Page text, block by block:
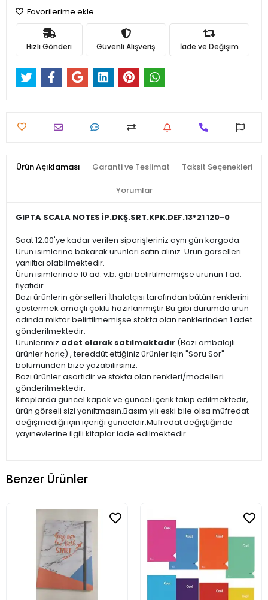
Favorilerime ekle
Hızlı Gönderi Güvenli Alışveriş İade ve Değişim
Ürün Açıklaması Garanti ve Teslimat Taksit Seçenekleri
Yorumlar
GIPTA SCALA NOTES İP.DKŞ.SRT.KPK.DEF.13*21 120-0
Saat 12.00'ye kadar verilen siparişleriniz aynı gün kargoda.
Ürün isimlerine bakarak ürünleri satın alınız. Ürün görselleri
yanıltıcı olabilmektedir.
Ürün isimlerinde 10 ad. v.b. gibi belirtilmemişse ürünün 1 ad.
fiyatıdır.
Bazı ürünlerin görselleri İthalatçısı tarafından bütün renklerini
göstermek amaçlı çoklu hazırlanmıştır.Bu gibi durumda ürün
adında miktar belirtilmemişse stokta olan renklerinden 1 adet
gönderilmektedir.
Ürünlerimiz adet olarak satılmaktadır (Bazı ambalajlı
ürünler hariç) , tereddüt ettiğiniz ürünler için "Soru Sor"
bölümünden bize yazabilirsiniz.
Bazı ürünler asortidir ve stokta olan renkleri/modelleri
gönderilmektedir.
Kitaplarda güncel kapak ve güncel içerik takip edilmektedir,
ürün görseli sizi yanıltmasın.Basım yılı eski bile olsa müfredat
değişmediği için içeriği günceldir.Müfredat değiştiğinde
yayınevlerine ilgili kitaplar iade edilmektedir.
Benzer Ürünler